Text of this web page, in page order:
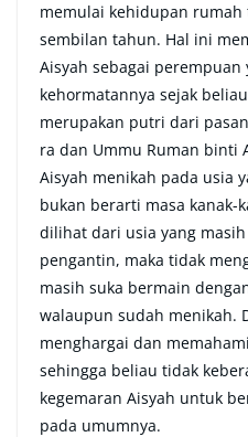
memulai kehidupan rumah
sembilan tahun. Hal ini
Aisyah sebagai perempuan
kehormatannya sejak
merupakan putri dari
ra dan Ummu Ruman binti
Aisyah menikah pada usia
bukan berarti masa kanak-
dilihat dari usia yang
pengantin, maka tidak
masih suka bermain
walaupun sudah menikah.
menghargai dan
sehingga beliau tidak
kegemaran Aisyah untuk
pada umumnya.